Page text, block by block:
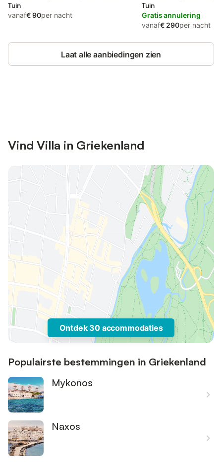
Tuin
vanaf€ 90per nacht
Tuin
Gratis annulering
vanaf€ 290per nacht
Laat alle aanbiedingen zien
Vind Villa in Griekenland
Ontdek 30 accommodaties
Populairste bestemmingen in Griekenland
Mykonos
Naxos